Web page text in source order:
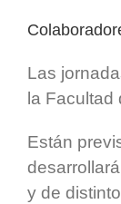
Las
la
Están
y de